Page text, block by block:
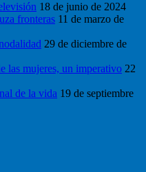
18 de junio de 2024
fronteras 11 de marzo de
29 de diciembre de
las mujeres, un imperativo 22
de la vida 19 de septiembre